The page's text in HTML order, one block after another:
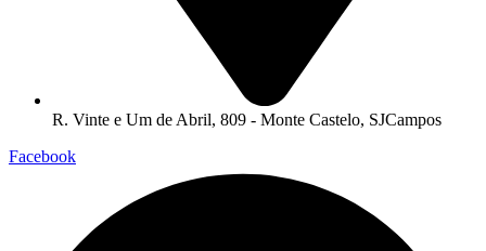
R. Vinte e Um de Abril, 809 - Monte Castelo, SJCampos
Facebook